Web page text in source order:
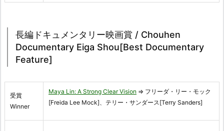
長編ドキュメンタリー映画賞 / Chouhen
Documentary Eiga Shou[Best Documentary
Feature]
受賞
Winner
Maya Lin: A Strong Clear Vision ⇒ フリーダ・リー・モック
[Freida Lee Mock]、テリー・サンダース[Terry Sanders]